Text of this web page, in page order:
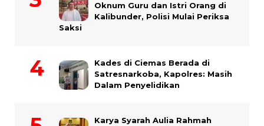
Oknum Guru dan Istri Orang di
Kalibunder, Polisi Mulai Periksa
Saksi
Kades di Ciemas Berada di
Satresnarkoba, Kapolres: Masih
Dalam Penyelidikan
Karya Syarah Aulia Rahmah